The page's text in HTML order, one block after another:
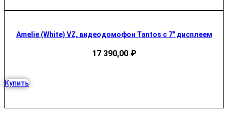
Amelie (White) VZ, видеодомофон Tantos с 7″ дисплеем
17 390,00 ₽
Купить